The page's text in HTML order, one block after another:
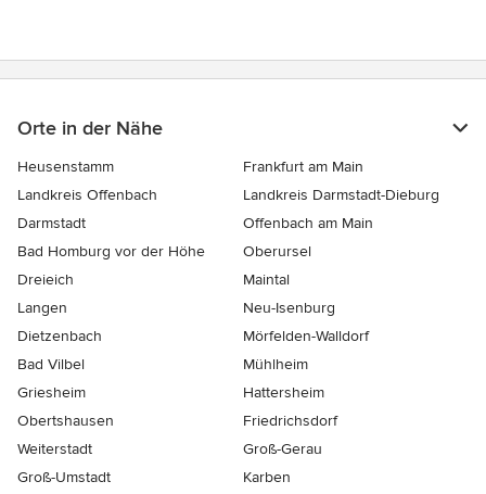
Orte in der Nähe
Heusenstamm
Frankfurt am Main
Landkreis Offenbach
Landkreis Darmstadt-Dieburg
Darmstadt
Offenbach am Main
Bad Homburg vor der Höhe
Oberursel
Dreieich
Maintal
Langen
Neu-Isenburg
Dietzenbach
Mörfelden-Walldorf
Bad Vilbel
Mühlheim
Griesheim
Hattersheim
Obertshausen
Friedrichsdorf
Weiterstadt
Groß-Gerau
Groß-Umstadt
Karben